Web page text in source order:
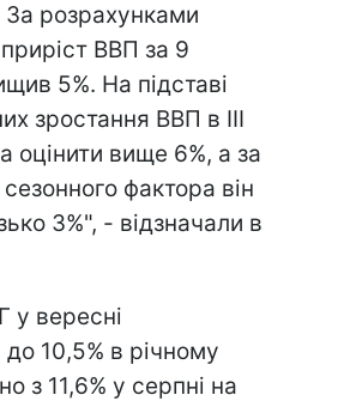
розрахунками
ВВП за 9
5%. На підставі
зростання ВВП в III
оцінити вище 6%, а за
фактора він
3%", - відзначали в
у вересні
до 10,5% в річному
з 11,6% у серпні на